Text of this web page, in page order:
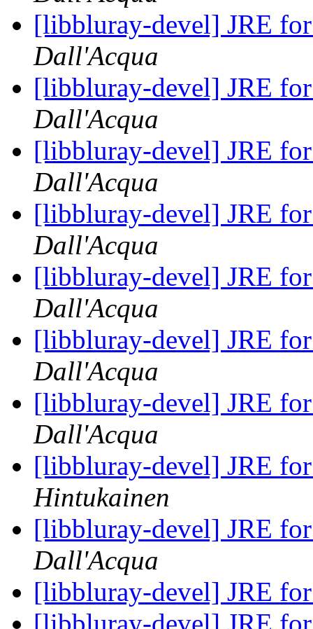
[libbluray-devel] JRE
Dall'Acqua
[libbluray-devel] JRE
Dall'Acqua
[libbluray-devel] JRE
Dall'Acqua
[libbluray-devel] JRE
Dall'Acqua
[libbluray-devel] JRE
Dall'Acqua
[libbluray-devel] JRE
Dall'Acqua
[libbluray-devel] JRE
Dall'Acqua
[libbluray-devel] JRE
Hintukainen
[libbluray-devel] JRE
Dall'Acqua
[libbluray-devel] JRE